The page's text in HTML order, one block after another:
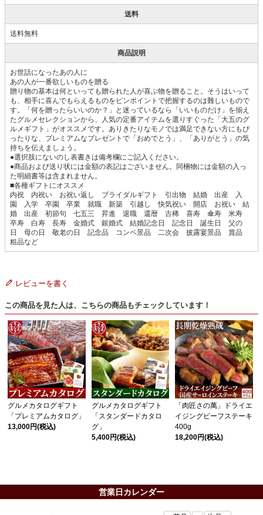
送料
送料無料
商品説明
お世話になったあの人に
あの人が一番欲しいものを贈る
贈り物の基本は何といっても贈られた人が喜ぶ物を贈ること。そうはいって
も、相手に喜んでもらえるものをピンポイントで把握するのは難しいもので
す。「何を贈ったらいいのか？」と迷っているなら「いいものだけ」を揃え
たグルメセレクションから、人気の定番アイテムを選りすぐった「大五のグ
ルメギフト」がオススメです。ありきたりなモノでは満足できない方にもぴ
ったりな、プレミアムなプレゼントで「おめでとう」、「ありがとう」の気
持ちを伝えましょう。
●選択肢にないのし表書きは備考欄にご記入ください。
●商品および送り状には金額の表記はございません。同梱物には金額の入っ
た明細書等は含まれません。
■各種ギフトにオススメ
内祝 内祝い お祝い返し ブライダルギフト 引出物 結婚 出産 入
園 入学 卒園 卒業 就職 新築 引越し 快気祝い 開店 お祝い 結
婚 出産 初節句 七五三 昇進 退職 還暦 古稀 喜寿 傘寿 米寿
卒寿 白寿 長寿 金婚式 銀婚式 結婚記念日 記念日 誕生日 父の
日 母の日 敬老の日 記念品 コンペ景品 二次会 披露宴景品 賞品
粗品など
レビューを書く
この商品を見た人は、こちらの商品もチェックしています！
グルメカタログギフト
「プレミアムカタログ」
13,000円(税込)
グルメカタログギフト
「スタンダードカタロ
グ」
5,400円(税込)
「肉匠さの萬」ドライエ
イジングビーフステーキ
400g
18,200円(税込)
営業日カレンダー